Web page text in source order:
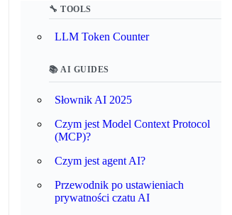
🔧 TOOLS
LLM Token Counter
📚 AI GUIDES
Słownik AI 2025
Czym jest Model Context Protocol
(MCP)?
Czym jest agent AI?
Przewodnik po ustawieniach
prywatności czatu AI